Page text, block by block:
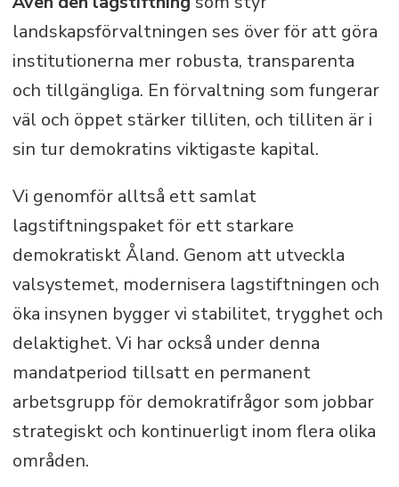
landskapsförvaltningen ses över för att göra
institutionerna mer robusta, transparenta
och tillgängliga. En förvaltning som fungerar
väl och öppet stärker tilliten, och tilliten är i
sin tur demokratins viktigaste kapital.
Vi genomför alltså ett samlat
lagstiftningspaket för ett starkare
demokratiskt Åland. Genom att utveckla
valsystemet, modernisera lagstiftningen och
öka insynen bygger vi stabilitet, trygghet och
delaktighet. Vi har också under denna
mandatperiod tillsatt en permanent
arbetsgrupp för demokratifrågor som jobbar
strategiskt och kontinuerligt inom flera olika
områden.